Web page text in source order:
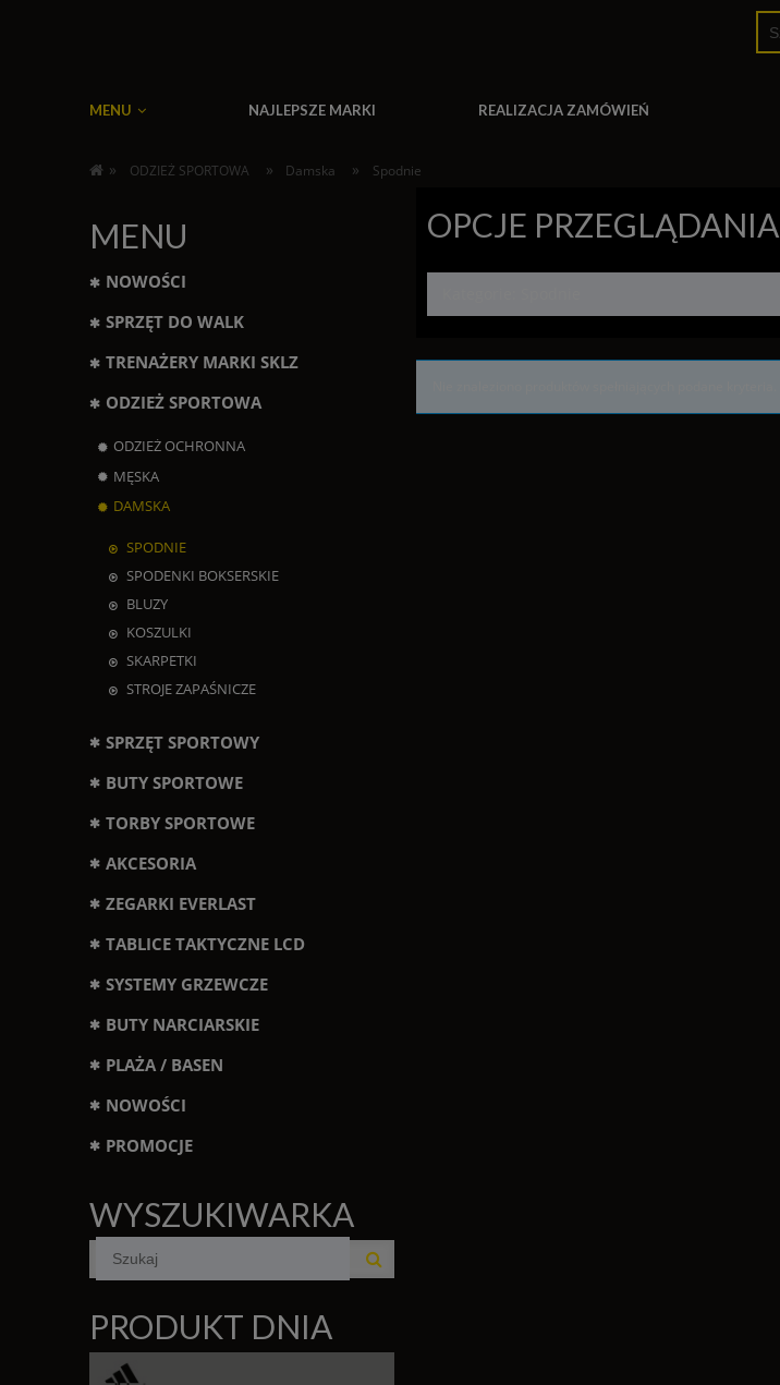
MENU NAJLEPSZE MARKI REALIZACJA ZAMÓWIEŃ
» ODZIEŻ SPORTOWA » Damska » Spodnie
MENU
NOWOŚCI
SPRZĘT DO WALK
TRENAŻERY MARKI SKLZ
ODZIEŻ SPORTOWA
ODZIEŻ OCHRONNA
MĘSKA
DAMSKA
SPODNIE
SPODENKI BOKSERSKIE
BLUZY
KOSZULKI
SKARPETKI
STROJE ZAPAŚNICZE
SPRZĘT SPORTOWY
BUTY SPORTOWE
TORBY SPORTOWE
AKCESORIA
ZEGARKI EVERLAST
TABLICE TAKTYCZNE LCD
SYSTEMY GRZEWCZE
BUTY NARCIARSKIE
PLAŻA / BASEN
NOWOŚCI
PROMOCJE
WYSZUKIWARKA
PRODUKT DNIA
OPCJE PRZEGLĄDANIA